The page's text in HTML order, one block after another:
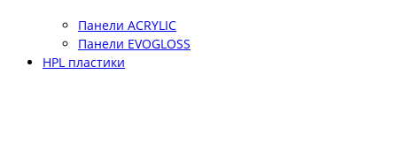
Панели ACRYLIC
Панели EVOGLOSS
HPL пластики